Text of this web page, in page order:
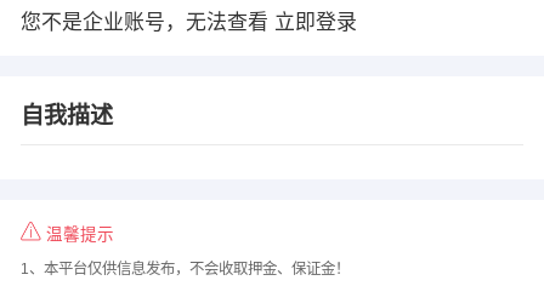
您不是企业账号，无法查看 立即登录
自我描述
温馨提示
1、本平台仅供信息发布，不会收取押金、保证金！